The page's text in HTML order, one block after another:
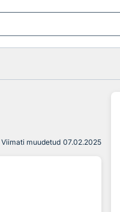
Viimati muudetud 07.02.2025